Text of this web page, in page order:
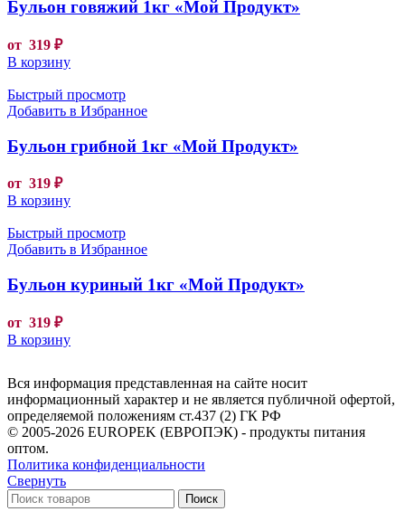
Бульон говяжий 1кг «Мой Продукт»
от 319 ₽
В корзину
Быстрый просмотр
Добавить в Избранное
Бульон грибной 1кг «Мой Продукт»
от 319 ₽
В корзину
Быстрый просмотр
Добавить в Избранное
Бульон куриный 1кг «Мой Продукт»
от 319 ₽
В корзину
Вся информация представленная на сайте носит
информационный характер и не является публичной офертой,
определяемой положениям ст.437 (2) ГК РФ
© 2005-2026 EUROPEK (ЕВРОПЭК) - продукты питания
оптом.
Политика конфиденциальности
Свернуть
Поиск